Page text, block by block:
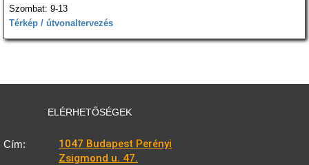
Szombat: 9-13
Térkép / útvonaltervezés
ELÉRHETŐSÉGEK
Cím:
1047 Budapest Perényi
Zsigmond u. 47.